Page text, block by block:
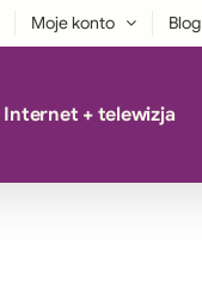
Moje konto Blog
Internet + telewizja